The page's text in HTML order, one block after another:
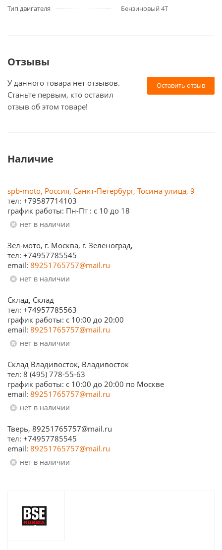
Тип двигателя
Бензиновый 4Т
Отзывы
Оставить отзыв
У данного товара нет отзывов.
Станьте первым, кто оставил
отзыв об этом товаре!
Наличие
spb-moto, Россия, Санкт-Петербург, Тосина улица, 9
тел: +79587714103
график работы: Пн-Пт : с 10 до 18
Нет в наличии
Зел-мото, г. Москва, г. Зеленоград,
тел: +74957785545
email: 89251765757@mail.ru
Нет в наличии
Склад, Склад
тел: +74957785563
график работы: c 10:00 до 20:00
email: 89251765757@mail.ru
Нет в наличии
Склад Владивосток, Владивосток
тел: 8 (495) 778-55-63
график работы: с 10:00 до 20:00 по Москве
email: 89251765757@mail.ru
Нет в наличии
Тверь, 89251765757@mail.ru
тел: +74957785545
email: 89251765757@mail.ru
Нет в наличии